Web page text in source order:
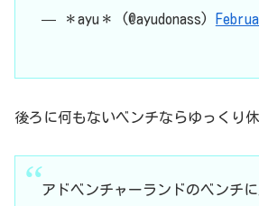
— ＊ayu＊ (@ayudonass)
後ろに何もないベンチならゆっくり休
アドベンチャーランドのベンチ